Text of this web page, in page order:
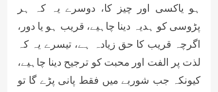
ہو یاکسی اور چیز کا، دوسرے یہ کہ ہر
پڑوسی کو ہدیہ دینا چاہیے، قریب ہو یا دور،
اگرچہ قریب کا حق زیادہ ہے، تیسرے یہ کہ
لذت پر الفت اور محبت کو ترجيح دینا چاہیے،
کیونکہ جب شوربے میں فقط پانی پڑے گا تو